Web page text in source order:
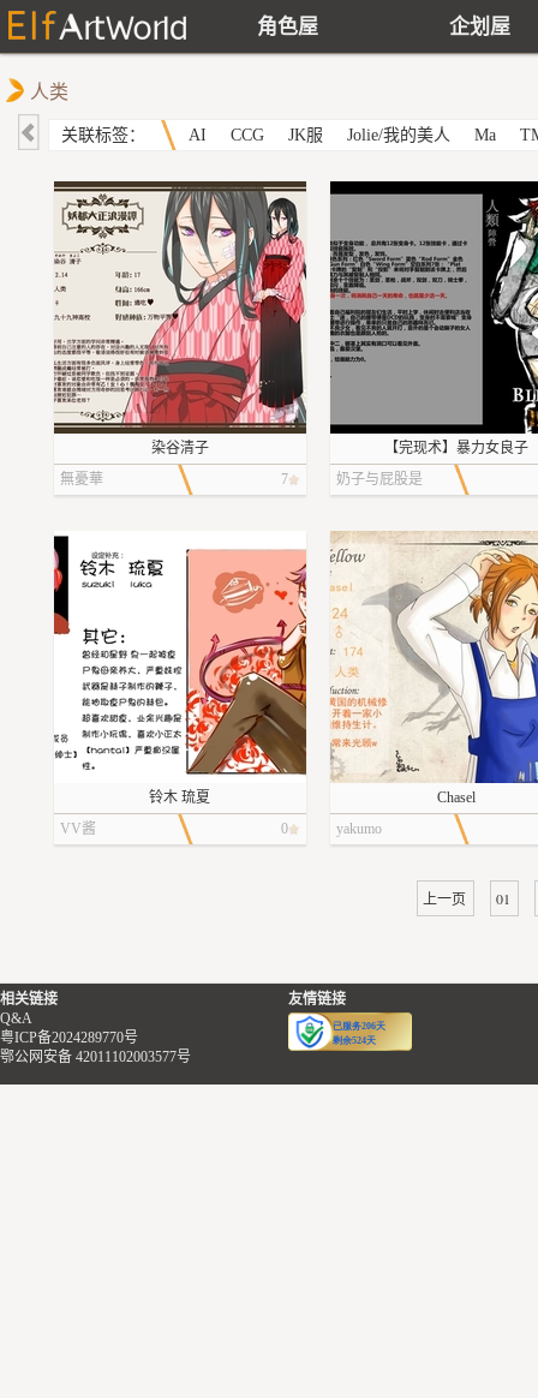
角色屋 企划屋
人类
关联标签： AI CCG JK服 Jolie/我的美人 Ma
染谷清子
無憂華
7
【完现术】暴力女良子
奶子与屁股是
铃木 琉夏
VV酱
0
Chasel
yakumo
上一页 01
相关链接
Q&A
粤ICP备2024289770号
鄂公网安备 42011102003577号
友情链接